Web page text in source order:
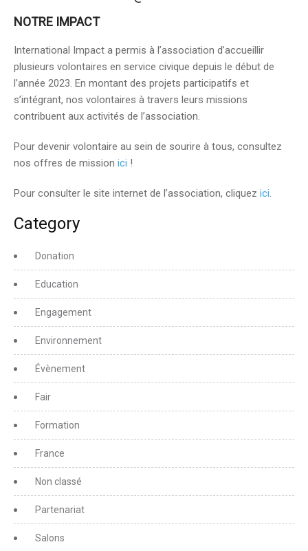
NOTRE IMPACT
International Impact a permis à l’association d’accueillir
plusieurs volontaires en service civique depuis le début de
l’année 2023. En montant des projets participatifs et
s’intégrant, nos volontaires à travers leurs missions
contribuent aux activités de l’association.
Pour devenir volontaire au sein de sourire à tous, consultez
nos offres de mission ici !
Pour consulter le site internet de l’association, cliquez ici.
Category
Donation
Education
Engagement
Environnement
Évènement
Fair
Formation
France
Non classé
Partenariat
Salons